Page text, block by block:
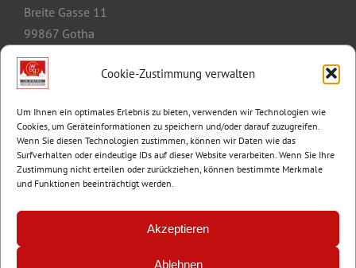
Cookie-Zustimmung verwalten
Um Ihnen ein optimales Erlebnis zu bieten, verwenden wir Technologien wie
Cookies, um Geräteinformationen zu speichern und/oder darauf zuzugreifen.
Wenn Sie diesen Technologien zustimmen, können wir Daten wie das
Surfverhalten oder eindeutige IDs auf dieser Website verarbeiten. Wenn Sie Ihre
Zustimmung nicht erteilen oder zurückziehen, können bestimmte Merkmale
und Funktionen beeinträchtigt werden.
Akzeptieren
Ablehnen
Breite Gasse 11
99867 Gotha
Telefon:
E-Mail:
info@wbg-gotha.de